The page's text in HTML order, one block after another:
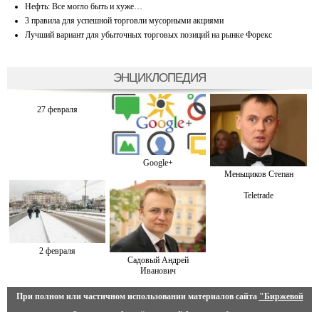
Нефть: Все могло быть и хуже…
3 правила для успешной торговли мусорными акциями
Лучший вариант для убыточных торговых позиций на рынке Форекс
ЭНЦИКЛОПЕДИЯ
27 февраля
Google+
Меньщиков Степан
2 февраля
Садовый Андрей
Иванович
Teletrade
При полном или частичном использовании материалов сайта "Биржевой